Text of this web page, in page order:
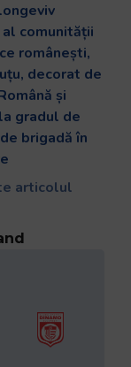
comunității
românești,
decorat de
și
gradul de
brigadă în
articolul